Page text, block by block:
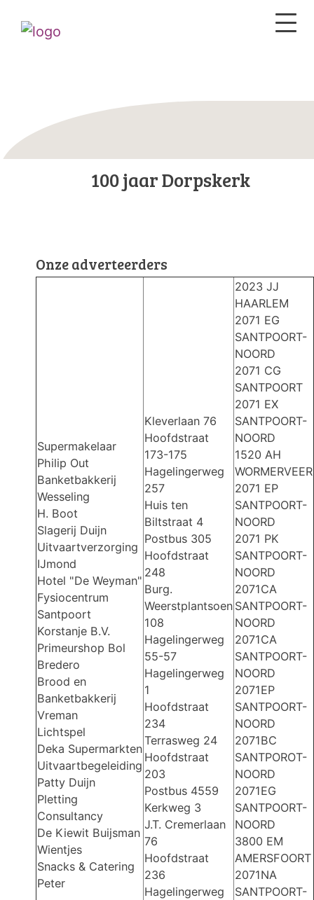
100 jaar Dorpskerk
Onze adverteerders
Supermakelaar
Philip Out
Banketbakkerij
Wesseling
H. Boot
Slagerij Duijn
Uitvaartverzorging
IJmond
Hotel "De Weyman"
Fysiocentrum
Santpoort
Korstanje B.V.
Primeurshop Bol
Bredero
Brood en
Banketbakkerij
Vreman
Lichtspel
Deka Supermarkten
Uitvaartbegeleiding
Patty Duijn
Pletting
Consultancy
De Kiewit Buijsman
Wientjes
Snacks & Catering
Peter
Kleverlaan 76
Hoofdstraat
173-175
Hagelingerweg
257
Huis ten
Biltstraat 4
Postbus 305
Hoofdstraat
248
Burg.
Weerstplantsoen
108
Hagelingerweg
55-57
Hagelingerweg
1
Hoofdstraat
234
Terrasweg 24
Hoofdstraat
203
Postbus 4559
Kerkweg 3
J.T. Cremerlaan
76
Hoofdstraat
236
Hagelingerweg
2023 JJ
HAARLEM
2071 EG
SANTPOORT-
NOORD
2071 CG
SANTPOORT
2071 EX
SANTPOORT-
NOORD
1520 AH
WORMERVEER
2071 EP
SANTPOORT-
NOORD
2071 PK
SANTPOORT-
NOORD
2071CA
SANTPOORT-
NOORD
2071CA
SANTPOORT-
NOORD
2071EP
SANTPOORT-
NOORD
2071BC
SANTPOROT-
NOORD
2071EG
SANTPOORT-
NOORD
3800 EM
AMERSFOORT
2071NA
SANTPOORT-